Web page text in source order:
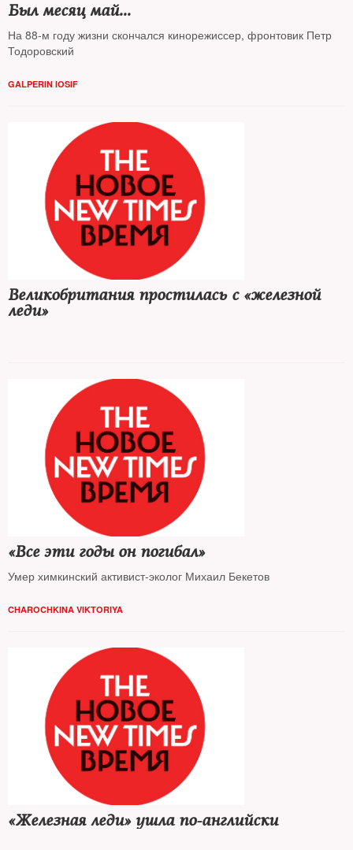
Был месяц май...
На 88-м году жизни скончался кинорежиссер, фронтовик Петр
Тодоровский
GALPERIN IOSIF
Великобритания простилась с «железной
леди»
«Все эти годы он погибал»
Умер химкинский активист-эколог Михаил Бекетов
CHAROCHKINA VIKTORIYA
«Железная леди» ушла по-английски